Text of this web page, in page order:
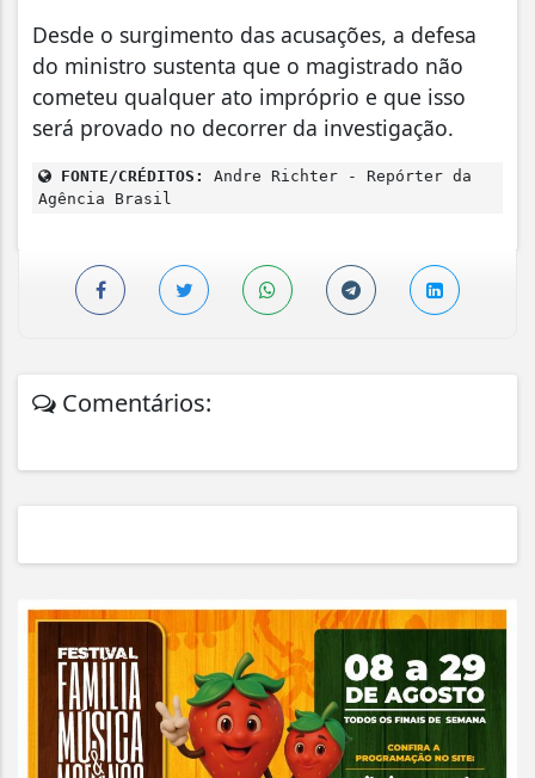
Desde o surgimento das acusações, a defesa
do ministro sustenta que o magistrado não
cometeu qualquer ato impróprio e que isso
será provado no decorrer da investigação.
FONTE/CRÉDITOS:
Andre Richter - Repórter da
Agência Brasil
Comentários: